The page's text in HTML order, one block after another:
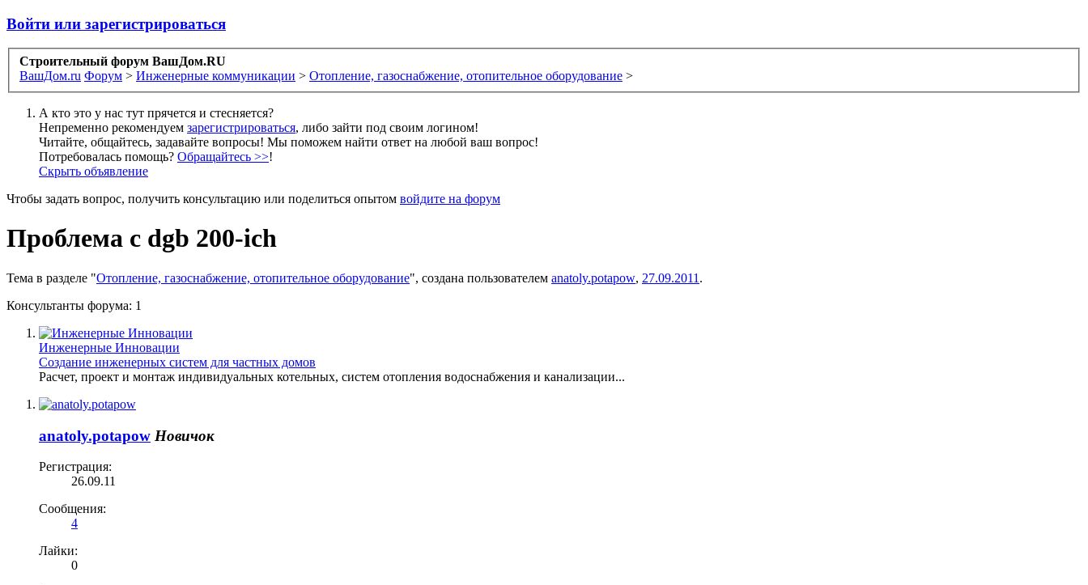
Войти или зарегистрироваться
Строительный форум ВашДом.RU
ВашДом.ru Форум > Инженерные коммуникации > Отопление, газоснабжение, отопительное оборудование >
А кто это у нас тут прячется и стесняется?
Непременно рекомендуем зарегистрироваться, либо зайти под своим логином!
Читайте, общайтесь, задавайте вопросы! Мы поможем найти ответ на любой ваш вопрос!
Потребовалась помощь? Обращайтесь >>!
Скрыть объявление
Чтобы задать вопрос, получить консультацию или поделиться опытом войдите на форум
Проблема с dgb 200-ich
Тема в разделе "Отопление, газоснабжение, отопительное оборудование", создана пользователем anatoly.potapow, 27.09.2011 .
Консультанты форума: 1
Инженерные Инновации
Создание инженерных систем для частных домов
Расчет, проект и монтаж индивидуальных котельных, систем отопления водоснабжения и канализации...
anatoly.potapow Новичок
Регистрация:
26.09.11
Сообщения:
4
Лайки:
0